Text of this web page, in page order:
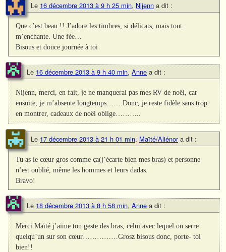
Le 16 décembre 2013 à 9 h 25 min, Nijenn a dit :
Que c’est beau !! J’adore les timbres, si délicats, mais tout
m’enchante. Une fée…
Bisous et douce journée à toi
Le 16 décembre 2013 à 9 h 40 min, Anne a dit :
Nijenn, merci, en fait, je ne manquerai pas mes RV de noël, car
ensuite, je m’absente longtemps…….Donc, je reste fidèle sans trop
en montrer, cadeaux de noël oblige………..
Le 17 décembre 2013 à 21 h 01 min, Maïté/Aliénor a dit :
Tu as le cœur gros comme ça(j’écarte bien mes bras) et personne
n’est oublié, même les hommes et leurs dadas.
Bravo!
Le 18 décembre 2013 à 8 h 58 min, Anne a dit :
Merci Maïté j’aime ton geste des bras, celui avec lequel on serre
quelqu’un sur son cœur……………Grosz bisous donc, porte- toi
bien!!